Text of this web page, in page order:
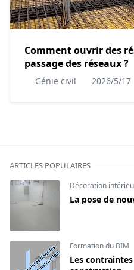
Comment ouvrir des
passage des réseaux ?
Génie civil 2026/5/17
ARTICLES POPULAIRES
Décoration
La pose de
Formation du BIM
Les